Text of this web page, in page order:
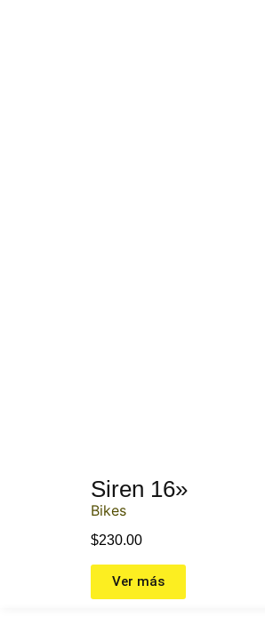
Siren 16»
Bikes
$230.00
Ver más